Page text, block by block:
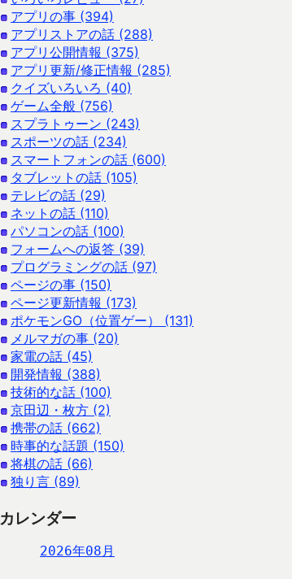
アプリの事 (394)
アプリストアの話 (288)
アプリ公開情報 (375)
アプリ更新/修正情報 (285)
クイズいろいろ (40)
ゲーム全般 (756)
スプラトゥーン (243)
スポーツの話 (234)
スマートフォンの話 (600)
タブレットの話 (105)
テレビの話 (29)
ネットの話 (110)
パソコンの話 (100)
フォームへの返答 (39)
プログラミングの話 (97)
ページの事 (150)
ページ更新情報 (173)
ポケモンGO（位置ゲー） (131)
メルマガの事 (20)
家電の話 (45)
開発情報 (388)
技術的な話 (100)
京田辺・枚方 (2)
携帯の話 (662)
時事的な話題 (150)
将棋の話 (66)
独り言 (89)
カレンダー
2026年08月